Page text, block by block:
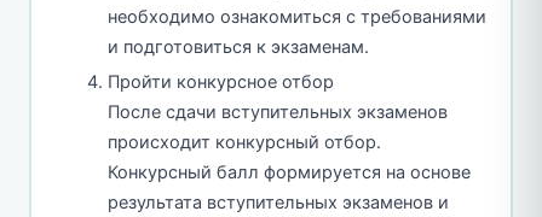
необходимо ознакомиться с требованиями
и подготовиться к экзаменам.
Пройти конкурсное отбор
После сдачи вступительных экзаменов
происходит конкурсный отбор.
Конкурсный балл формируется на основе
результата вступительных экзаменов и